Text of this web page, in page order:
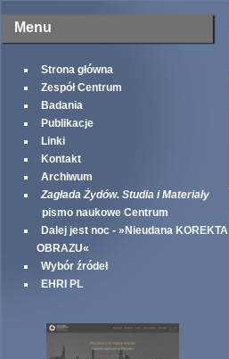
Menu
Strona główna
Zespół Centrum
Badania
Publikacje
Linki
Kontakt
Archiwum
Zagłada Żydów. Studia i Materiały
pismo naukowe Centrum
Dalej jest noc - »Nieudana KOREKTA
OBRAZU«
Wybór źródeł
EHRI PL